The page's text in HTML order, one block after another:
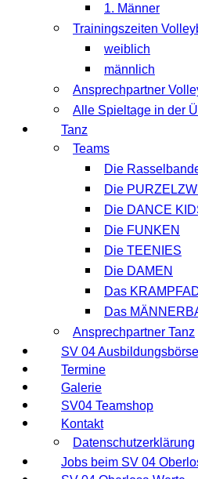
1. Männer
Trainingszeiten
weiblich
männlich
Ansprechpartner
Alle Spieltage in der
Tanz
Teams
Die
Die
Die DANCE
Die FUNKEN
Die TEENIES
Die DAMEN
Das
Das
Ansprechpartner Tanz
SV 04 Ausbildungsbörse
Termine
Galerie
SV04 Teamshop
Kontakt
Datenschutzerklärung
Jobs beim SV 04